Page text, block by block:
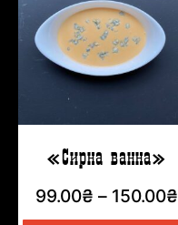
«Сирна ванна»
99.00₴ – 150.00₴